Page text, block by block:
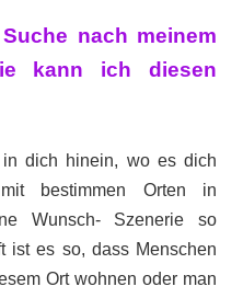
nach meinem
kann ich diesen
dich hinein, wo es dich
bestimmen Orten in
Wunsch- Szenerie so
ist es so, dass Menschen
Ort wohnen oder man